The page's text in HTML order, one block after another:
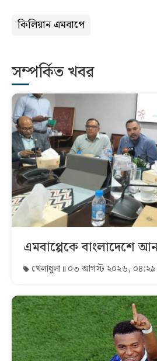
কিলিয়ান এমবাপে
সম্পর্কিত খবর
এমবাপ্পেকে বাংলাদেশে
খেলাধুলা ০৩ আগস্ট ২০২৬, ০৪:২৯